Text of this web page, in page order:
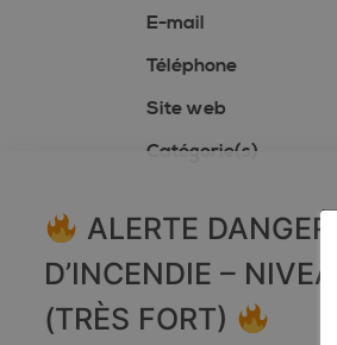
E-mail
Téléphone
Site web
Catégorie(s)
ALERTE DANGER
D’INCENDIE –
(TRÈS FORT)